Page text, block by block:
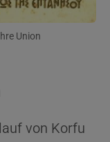
Union
von Korfu